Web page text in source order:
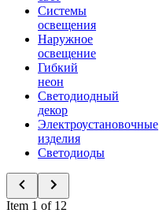
Системы
освещения
Наружное
освещение
Гибкий
неон
Светодиодный
декор
Электроустановочные
изделия
Светодиоды
Item 1 of 12